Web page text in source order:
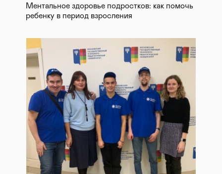
Ментальное здоровье подростков: как помочь
ребенку в период взросления